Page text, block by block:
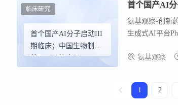
首个国产AI分子启动III
期临床；中国生物制
药，1天2笔交易
临床研究 首个国产AI
氨基观察-创新
生成式AI平台
氨基观察
1 2